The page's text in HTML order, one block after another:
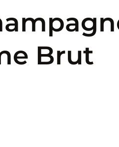
Brut